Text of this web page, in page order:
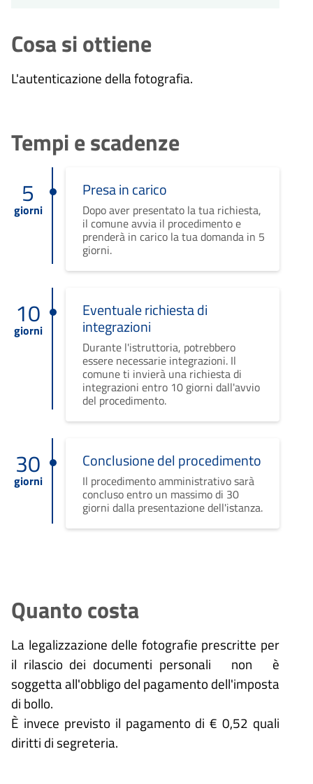
Cosa si ottiene
L'autenticazione della fotografia.
Tempi e scadenze
5
giorni
Presa in carico
Dopo aver presentato la tua richiesta,
il comune avvia il procedimento e
prenderà in carico la tua domanda in 5
giorni.
10
giorni
Eventuale richiesta di
integrazioni
Durante l'istruttoria, potrebbero
essere necessarie integrazioni. Il
comune ti invierà una richiesta di
integrazioni entro 10 giorni dall'avvio
del procedimento.
30
giorni
Conclusione del procedimento
Il procedimento amministrativo sarà
concluso entro un massimo di 30
giorni dalla presentazione dell'istanza.
Quanto costa
La legalizzazione delle fotografie prescritte per
il rilascio dei documenti personali non è
soggetta all'obbligo del pagamento dell'imposta
di bollo.
È invece previsto il pagamento di € 0,52 quali
diritti di segreteria.